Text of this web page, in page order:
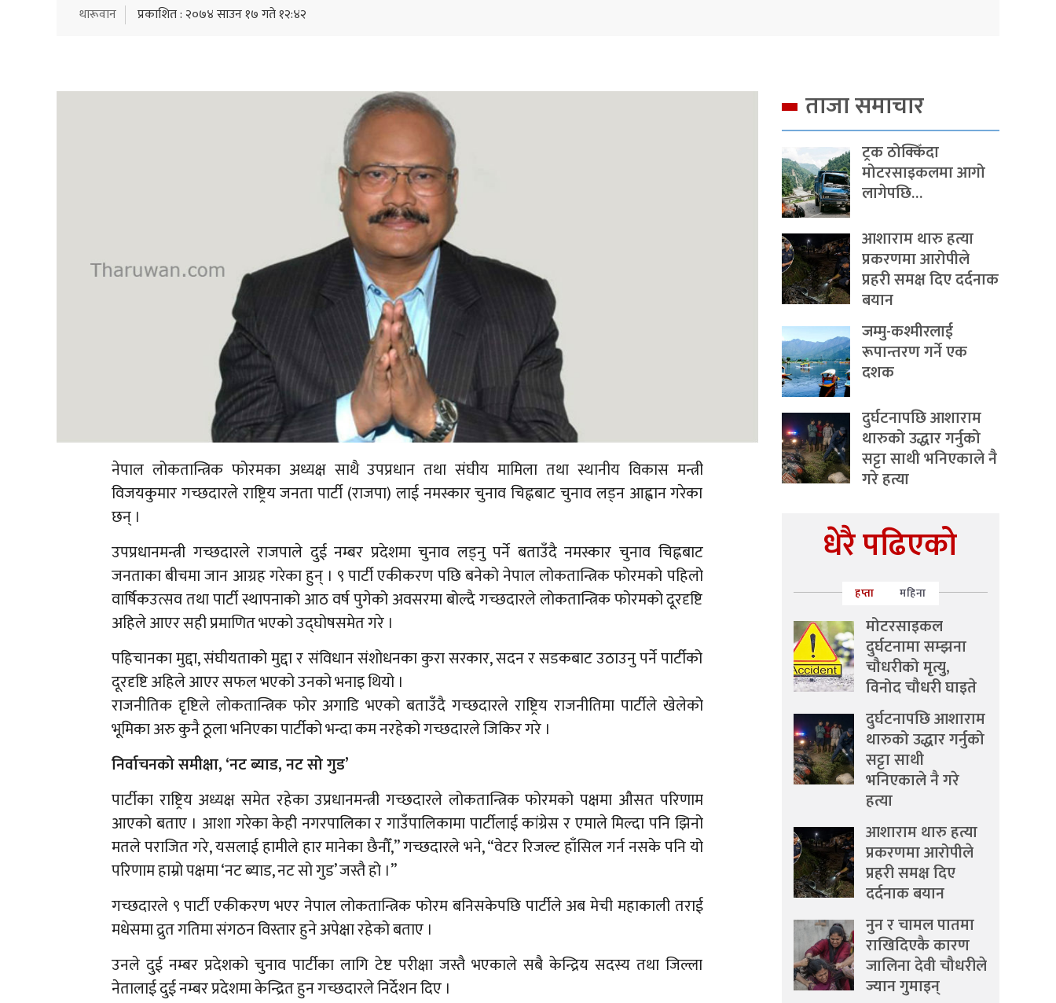
थारूवान प्रकाशित : २०७४ साउन १७ गते १२:४२
नेपाल लोकतान्त्रिक फोरमका अध्यक्ष साथै उपप्रधान तथा संघीय मामिला तथा स्थानीय विकास मन्त्री
विजयकुमार गच्छदारले राष्ट्रिय जनता पार्टी (राजपा) लाई नमस्कार चुनाव चिह्नबाट चुनाव लड्न आह्वान गरेका
छन् ।
उपप्रधानमन्त्री गच्छदारले राजपाले दुई नम्बर प्रदेशमा चुनाव लड्नु पर्ने बताउँदै नमस्कार चुनाव चिह्नबाट
जनताका बीचमा जान आग्रह गरेका हुन् । ९ पार्टी एकीकरण पछि बनेको नेपाल लोकतान्त्रिक फोरमको पहिलो
वार्षिकउत्सव तथा पार्टी स्थापनाको आठ वर्ष पुगेको अवसरमा बोल्दै गच्छदारले लोकतान्त्रिक फोरमको दूरदृष्टि
अहिले आएर सही प्रमाणित भएको उद्घोषसमेत गरे ।
पहिचानका मुद्दा, संघीयताको मुद्दा र संविधान संशोधनका कुरा सरकार, सदन र सडकबाट उठाउनु पर्ने पार्टीको
दूरदृष्टि अहिले आएर सफल भएको उनको भनाइ थियो ।
राजनीतिक दृृष्टिले लोकतान्त्रिक फोर अगाडि भएको बताउँदै गच्छदारले राष्ट्रिय राजनीतिमा पार्टीले खेलेको
भूमिका अरु कुनै ठूला भनिएका पार्टीको भन्दा कम नरहेको गच्छदारले जिकिर गरे ।
निर्वाचनको समीक्षा, ‘नट ब्याड, नट सो गुड’
पार्टीका राष्ट्रिय अध्यक्ष समेत रहेका उप्रधानमन्त्री गच्छदारले लोकतान्त्रिक फोरमको पक्षमा औसत परिणाम
आएको बताए । आशा गरेका केही नगरपालिका र गाउँपालिकामा पार्टीलाई कांग्रेस र एमाले मिल्दा पनि झिनो
मतले पराजित गरे, यसलाई हामीले हार मानेका छैनौँ,” गच्छदारले भने, “वेटर रिजल्ट हाँसिल गर्न नसके पनि यो
परिणाम हाम्रो पक्षमा ‘नट ब्याड, नट सो गुड’ जस्तै हो ।”
गच्छदारले ९ पार्टी एकीकरण भएर नेपाल लोकतान्त्रिक फोरम बनिसकेपछि पार्टीले अब मेची महाकाली तराई
मधेसमा द्रुत गतिमा संगठन विस्तार हुने अपेक्षा रहेको बताए ।
उनले दुई नम्बर प्रदेशको चुनाव पार्टीका लागि टेष्ट परीक्षा जस्तै भएकाले सबै केन्द्रिय सदस्य तथा जिल्ला
नेतालाई दुई नम्बर प्रदेशमा केन्द्रित हुन गच्छदारले निर्देशन दिए ।
ताजा समाचार
ट्रक ठोक्किँदा
मोटरसाइकलमा आगो
लागेपछि…
आशाराम थारु हत्या
प्रकरणमा आरोपीले
प्रहरी समक्ष दिए दर्दनाक
बयान
जम्मु-कश्मीरलाई
रूपान्तरण गर्ने एक
दशक
दुर्घटनापछि आशाराम
थारुको उद्धार गर्नुको
सट्टा साथी भनिएकाले नै
गरे हत्या
धेरै पढिएको
हप्ता महिना
मोटरसाइकल
दुर्घटनामा सम्झना
चौधरीको मृत्यु,
विनोद चौधरी घाइते
दुर्घटनापछि आशाराम
थारुको उद्धार गर्नुको
सट्टा साथी
भनिएकाले नै गरे
हत्या
आशाराम थारु हत्या
प्रकरणमा आरोपीले
प्रहरी समक्ष दिए
दर्दनाक बयान
नुन र चामल पातमा
राखिदिएकै कारण
जालिना देवी चौधरीले
ज्यान गुमाइन्